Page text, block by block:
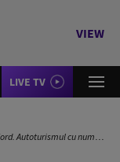
VIEW
LIVE TV
cu numărul 100.000 a ieşit pe poarta fabricii.